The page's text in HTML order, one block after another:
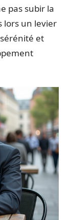
pas subir la
lors un levier
et